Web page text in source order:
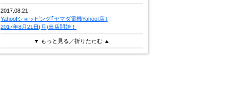
2017.08.21
Yahoo!ショッピング｢ヤマダ電機Yahoo!店｣
2017年8月21日(月)出店開始！
▼ もっと見る／折りたたむ ▲